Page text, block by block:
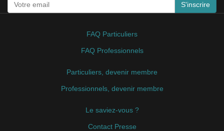
S'inscrire
FAQ Particuliers
FAQ Professionnels
Particuliers, devenir membre
Professionnels, devenir membre
Le saviez-vous ?
Contact Presse